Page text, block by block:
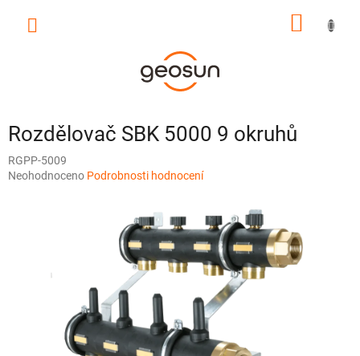
obsah
Rozdělovač SBK 5000 9 okruhů
RGPP-5009
Průměrné
hvězdiček.
Neohodnoceno Podrobnosti hodnocení